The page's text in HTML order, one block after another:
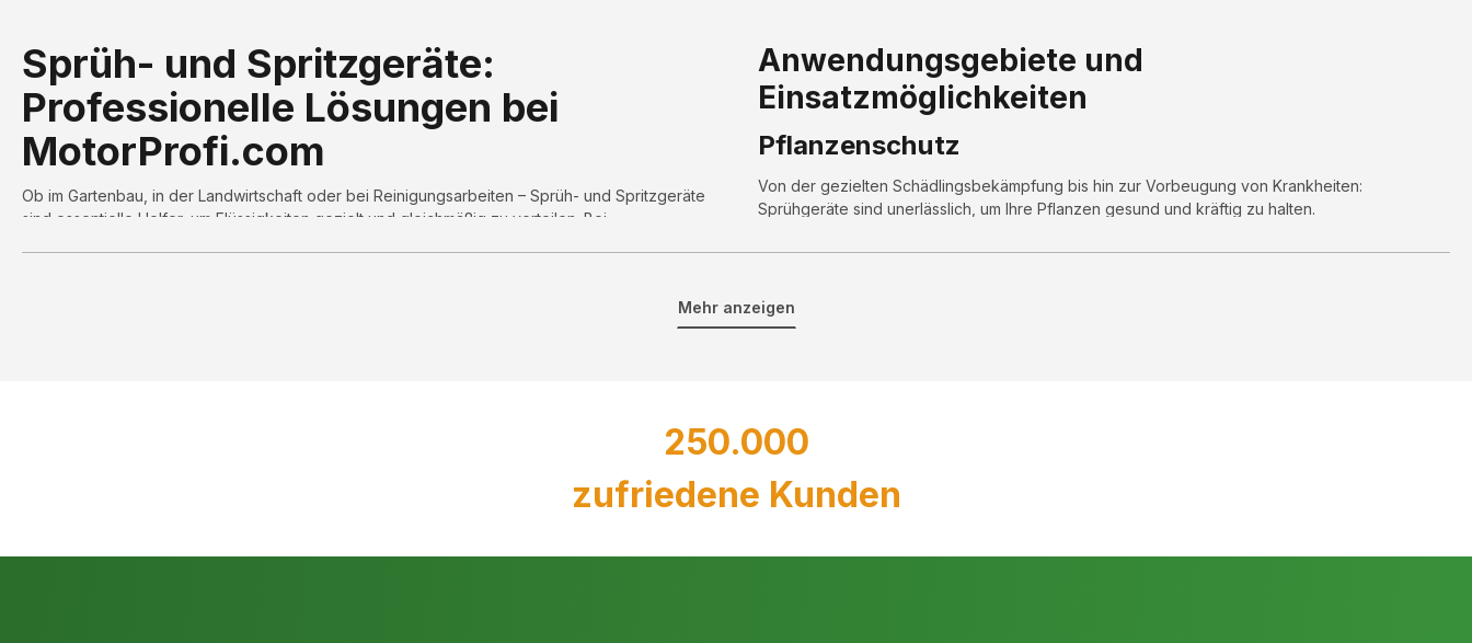
Sprüh- und Spritzgeräte:
Professionelle Lösungen bei
MotorProfi.com
Ob im Gartenbau, in der Landwirtschaft oder bei Reinigungsarbeiten – Sprüh- und Spritzgeräte
sind essentielle Helfer, um Flüssigkeiten gezielt und gleichmäßig zu verteilen. Bei
diese Geräte eine kontinuierliche und gleichmäßige Ausbringung von Flüssigkeiten. Sie eignen
Anwendungsgebiete und
Einsatzmöglichkeiten
Pflanzenschutz
Von der gezielten Schädlingsbekämpfung bis hin zur Vorbeugung von Krankheiten:
Sprühgeräte sind unerlässlich, um Ihre Pflanzen gesund und kräftig zu halten.
Düngung
Durch die feine Verteilung der Nährstofflösungen gewährleisten Spritzgeräte, dass Ihre
Pflanzen optimal versorgt werden.
Reinigung oder Desinfektion eingesetzt werden.
Warum Sie sich für Sprüh- und Spritzgeräte
von MotorProfi.com entscheiden sollten
Bei MotorProfi.com legen wir Wert auf Qualität und Zuverlässigkeit. Unsere ausgewählte
Mehr anzeigen
250.000
zufriedene Kunden